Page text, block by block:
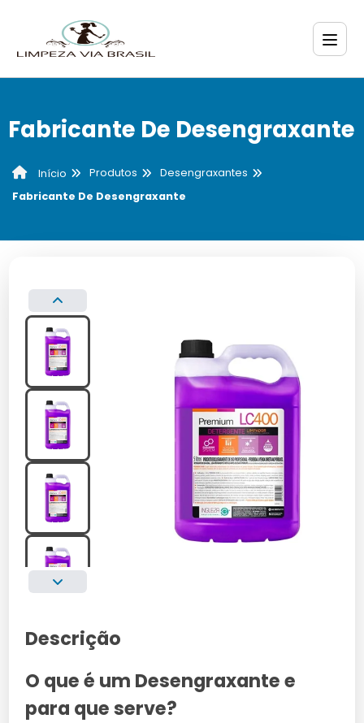
Fabricante De Desengraxante
Início Produtos
Desengraxantes
Fabricante De Desengraxante
Descrição
O que é um Desengraxante e
para que serve?